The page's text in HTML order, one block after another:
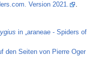
Version 2021.
.
in „araneae - Spiders of
den Seiten von Pierre Oger